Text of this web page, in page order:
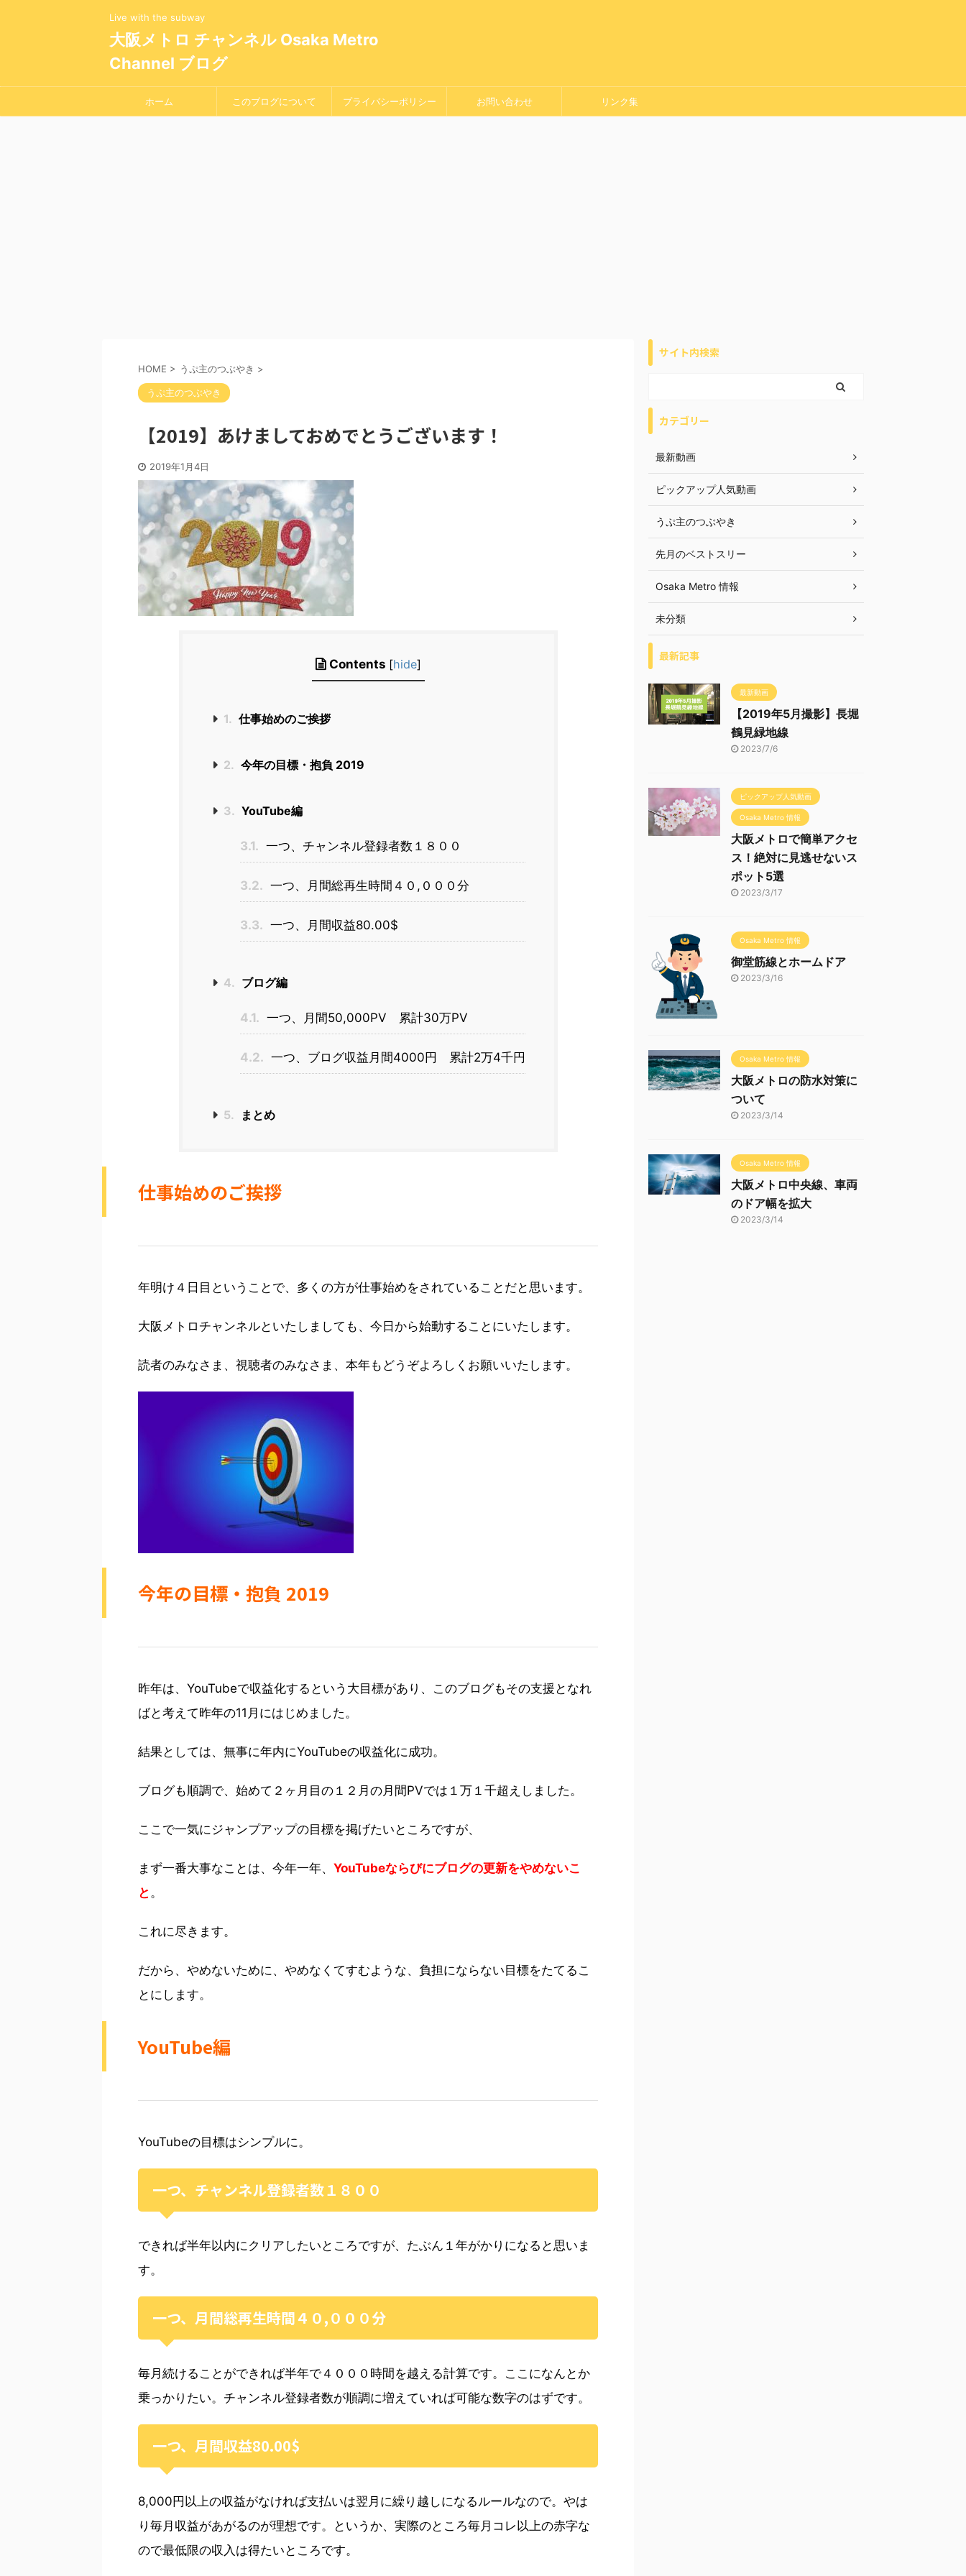
Live with the subway
大阪メトロ チャンネル Osaka Metro
Channel ブログ
ホーム このブログについて プライバシーポリシー お問い合わせ リンク集
HOME > うぷ主のつぶやき >
うぷ主のつぶやき
【2019】あけましておめでとうございます！
2019年1月4日
Contents [hide]
1. 仕事始めのご挨拶
2. 今年の目標・抱負 2019
3. YouTube編
3.1. 一つ、チャンネル登録者数１８００
3.2. 一つ、月間総再生時間４０,０００分
3.3. 一つ、月間収益80.00$
4. ブログ編
4.1. 一つ、月間50,000PV 累計30万PV
4.2. 一つ、ブログ収益月間4000円 累計2万4千円
5. まとめ
仕事始めのご挨拶
年明け４日目ということで、多くの方が仕事始めをされていることだと思います。
大阪メトロチャンネルといたしましても、今日から始動することにいたします。
読者のみなさま、視聴者のみなさま、本年もどうぞよろしくお願いいたします。
今年の目標・抱負 2019
昨年は、YouTubeで収益化するという大目標があり、このブログもその支援となれ
ばと考えて昨年の11月にはじめました。
結果としては、無事に年内にYouTubeの収益化に成功。
ブログも順調で、始めて２ヶ月目の１２月の月間PVでは１万１千超えしました。
ここで一気にジャンプアップの目標を掲げたいところですが、
まず一番大事なことは、今年一年、 YouTubeならびにブログの更新をやめないこ
と。
これに尽きます。
だから、やめないために、やめなくてすむような、負担にならない目標をたてるこ
とにします。
YouTube編
YouTubeの目標はシンプルに。
一つ、チャンネル登録者数１８００
できれば半年以内にクリアしたいところですが、たぶん１年がかりになると思いま
す。
一つ、月間総再生時間４０,０００分
毎月続けることができれば半年で４０００時間を越える計算です。ここになんとか
乗っかりたい。チャンネル登録者数が順調に増えていれば可能な数字のはずです。
一つ、月間収益80.00$
8,000円以上の収益がなければ支払いは翌月に繰り越しになるルールなので。やは
り毎月収益があがるのが理想です。というか、実際のところ毎月コレ以上の赤字な
ので最低限の収入は得たいところです。
サイト内検索
カテゴリー
最新動画
ピックアップ人気動画
うぷ主のつぶやき
先月のベストスリー
Osaka Metro 情報
未分類
最新記事
最新動画
【2019年5月撮影】長堀
鶴見緑地線
2023/7/6
ピックアップ人気動画
Osaka Metro 情報
大阪メトロで簡単アクセ
ス！絶対に見逃せないス
ポット5選
2023/3/17
Osaka Metro 情報
御堂筋線とホームドア
2023/3/16
Osaka Metro 情報
大阪メトロの防水対策に
ついて
2023/3/14
Osaka Metro 情報
大阪メトロ中央線、車両
のドア幅を拡大
2023/3/14